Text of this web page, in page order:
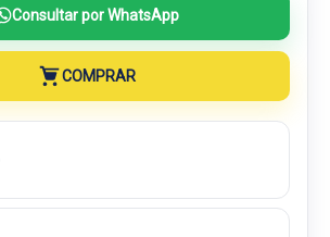
Consultar por WhatsApp
COMPRAR